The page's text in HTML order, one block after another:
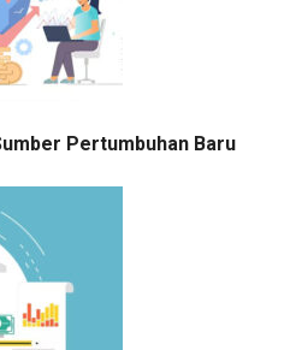
Pertumbuhan Baru